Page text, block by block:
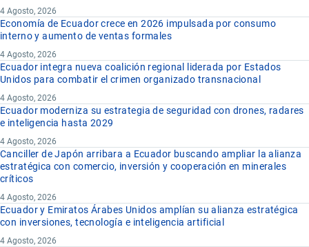
4 Agosto, 2026
Economía de Ecuador crece en 2026 impulsada por consumo
interno y aumento de ventas formales
4 Agosto, 2026
Ecuador integra nueva coalición regional liderada por Estados
Unidos para combatir el crimen organizado transnacional
4 Agosto, 2026
Ecuador moderniza su estrategia de seguridad con drones, radares
e inteligencia hasta 2029
4 Agosto, 2026
Canciller de Japón arribara a Ecuador buscando ampliar la alianza
estratégica con comercio, inversión y cooperación en minerales
críticos
4 Agosto, 2026
Ecuador y Emiratos Árabes Unidos amplían su alianza estratégica
con inversiones, tecnología e inteligencia artificial
4 Agosto, 2026